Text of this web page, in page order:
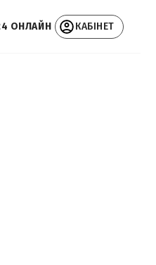
ОНЛАЙН КАБІНЕТ